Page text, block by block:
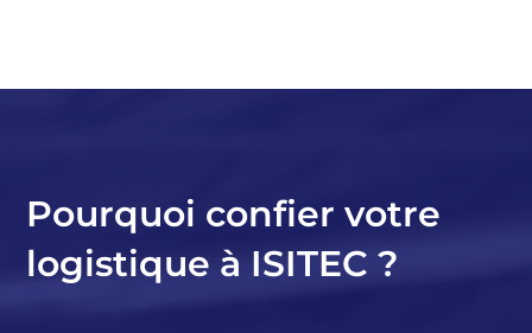
Pourquoi confier votre
logistique à ISITEC ?